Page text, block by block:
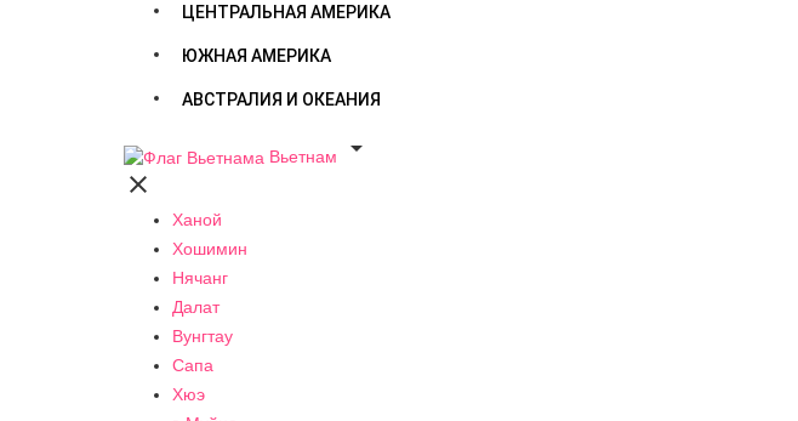
ЦЕНТРАЛЬНАЯ АМЕРИКА
ЮЖНАЯ АМЕРИКА
АВСТРАЛИЯ И ОКЕАНИЯ
Вьетнам


Ханой
Хошимин
Нячанг
Далат
Вунгтау
Сапа
Хюэ